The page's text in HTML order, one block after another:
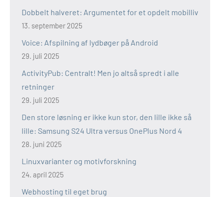
Dobbelt halveret: Argumentet for et opdelt mobilliv
13. september 2025
Voice: Afspilning af lydbøger på Android
29. juli 2025
ActivityPub: Centralt! Men jo altså spredt i alle
retninger
29. juli 2025
Den store løsning er ikke kun stor, den lille ikke så
lille: Samsung S24 Ultra versus OnePlus Nord 4
28. juni 2025
Linuxvarianter og motivforskning
24. april 2025
Webhosting til eget brug